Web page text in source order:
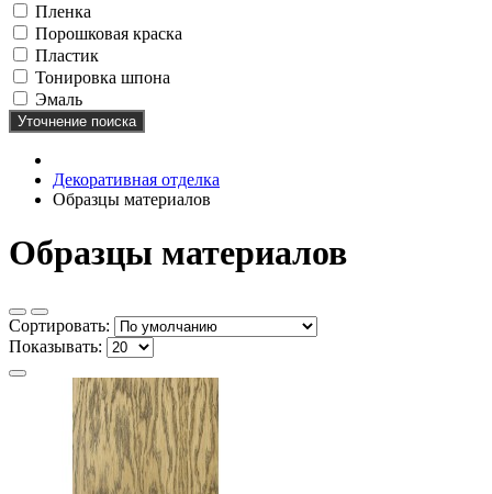
Пленка
Порошковая краска
Пластик
Тонировка шпона
Эмаль
Уточнение поиска
Декоративная отделка
Образцы материалов
Образцы материалов
Сортировать:
Показывать: